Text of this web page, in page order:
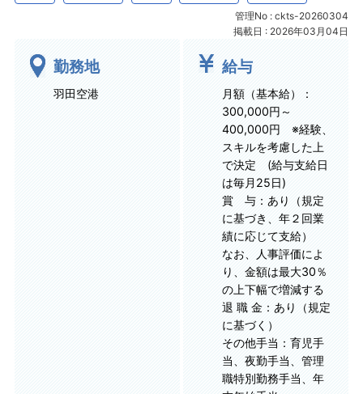
管理No : ckts-20260304
掲載日 : 2026年03月04日
勤務地
羽田空港
給与
月額（基本給）：
300,000円～
400,000円 ※経験、
スキルを考慮した上
で決定 (給与支給日
は毎月25日)
賞 与：あり（規定
に基づき、年２回業
績に応じて支給）
なお、人事評価によ
り、金額は最大30％
の上下幅で増減する
退 職 金：あり（規定
に基づく）
その他手当：育児手
当、夜勤手当、管理
職特別勤務手当、年